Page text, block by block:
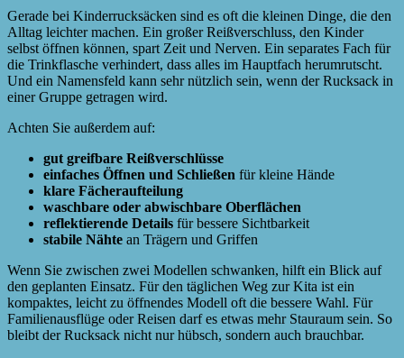
Gerade bei Kinderrucksäcken sind es oft die kleinen Dinge, die den
Alltag leichter machen. Ein großer Reißverschluss, den Kinder
selbst öffnen können, spart Zeit und Nerven. Ein separates Fach für
die Trinkflasche verhindert, dass alles im Hauptfach herumrutscht.
Und ein Namensfeld kann sehr nützlich sein, wenn der Rucksack in
einer Gruppe getragen wird.
Achten Sie außerdem auf:
gut greifbare Reißverschlüsse
einfaches Öffnen und Schließen für kleine Hände
klare Fächeraufteilung
waschbare oder abwischbare Oberflächen
reflektierende Details für bessere Sichtbarkeit
stabile Nähte an Trägern und Griffen
Wenn Sie zwischen zwei Modellen schwanken, hilft ein Blick auf
den geplanten Einsatz. Für den täglichen Weg zur Kita ist ein
kompaktes, leicht zu öffnendes Modell oft die bessere Wahl. Für
Familienausflüge oder Reisen darf es etwas mehr Stauraum sein. So
bleibt der Rucksack nicht nur hübsch, sondern auch brauchbar.